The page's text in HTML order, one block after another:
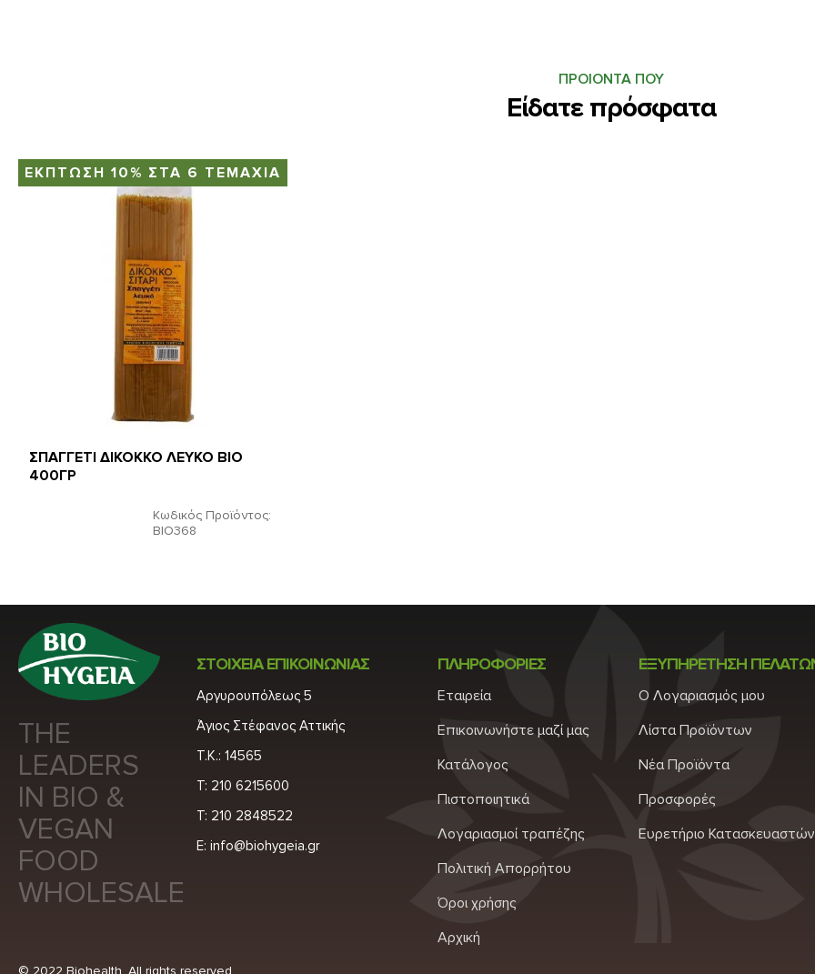
3 σκελίδες σκόρδο
ΠΡΟΙΟΝΤΑ ΠΟΥ
Είδατε πρόσφατα
ΕΚΠΤΩΣΗ 10% ΣΤΑ 6 ΤΕΜΑΧΙΑ
Κωδικός Προϊόντος:
ΒΙΟ368
ΣΠΑΓΓΕΤΙ ΔΙΚΟΚΚΟ ΛΕΥΚΟ BIO
400ΓΡ
THE
LEADERS
IN BIO &
VEGAN
FOOD
WHOLESALE
ΣΤΟΙΧΕΙΑ ΕΠΙΚΟΙΝΩΝΙΑΣ
Αργυρουπόλεως 5
Άγιος Στέφανος Αττικής
Τ.Κ.: 14565
Τ: 210 6215600
Τ: 210 2848522
E: info@biohygeia.gr
ΠΛΗΡΟΦΟΡΙΕΣ
Εταιρεία
Επικοινωνήστε μαζί μας
Κατάλογος
Πιστοποιητικά
Λογαριασμοί τραπέζης
Πολιτική Απορρήτου
Όροι χρήσης
Αρχική
ΕΞΥΠΗΡΕΤΗΣΗ
Ο Λογαριασμός μου
Λίστα Προϊόντων
Νέα Προϊόντα
Προσφορές
Ευρετήριο Κατασκευαστών
© 2022 Biohealth. All rights reserved.